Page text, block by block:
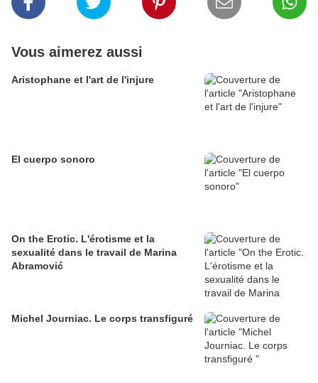
Vous aimerez aussi
Aristophane et l'art de l'injure
El cuerpo sonoro
On the Erotic. L'érotisme et la
sexualité dans le travail de Marina
Abramović
Michel Journiac. Le corps transfiguré